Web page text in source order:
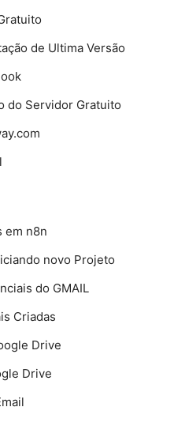
de Ultima Versão
do Servidor Gratuito
em n8n
novo Projeto
do GMAIL
Criadas
Drive
Drive